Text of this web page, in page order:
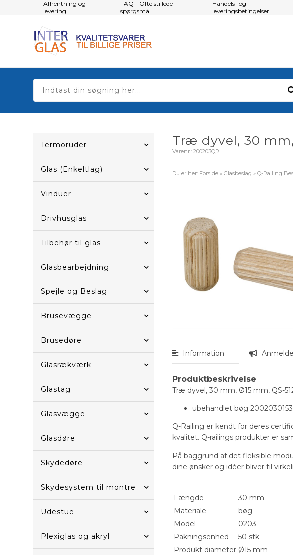
Afhentning og
levering
FAQ - Ofte stillede
spørgsmål
Handels- og
leveringsbetingelser
Termoruder
Glas (Enkeltlag)
Vinduer
Drivhusglas
Tilbehør til glas
Glasbearbejdning
Spejle og Beslag
Brusevægge
Brusedøre
Glasrækværk
Glastag
Glasvægge
Glasdøre
Skydedøre
Skydesystem til montre
Udestue
Plexiglas og akryl
Træ dyvel, 30
Varenr.:200203QR
Du er her: Forside »Glasbeslag »Q-Railing
Information
Produktbeskrivelse
Træ dyvel, 30 mm, Ø15 mm, QS-
ubehandlet bøg
Q-Railing er kendt for deres
kvalitet. Q-railings produkter er
På baggrund af det fleksible
dine ønsker og idéer bliver til
Længde
30 mm
Materiale
bøg
Model
0203
Pakningsenhed
50 stk.
Produkt diameter Ø15 mm